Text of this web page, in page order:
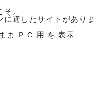
。
に適したサイトがありま
ま ＰＣ 用 を 表示